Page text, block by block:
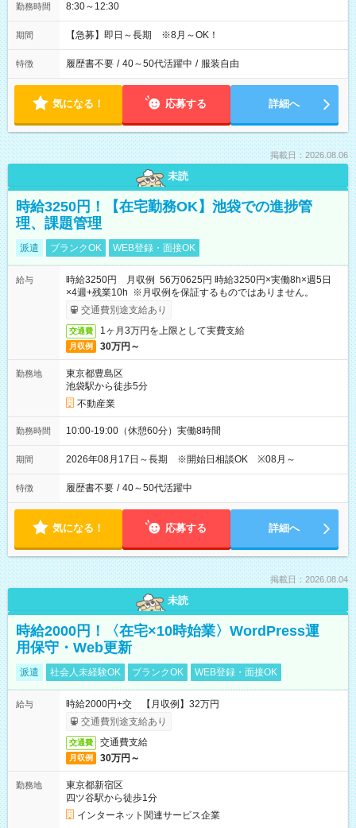
勤務時間 8:30～12:30
期間 【急募】即日～長期 ※8月～OK！
特徴 履歴書不要 / 40～50代活躍中 / 服装自由
気になる！ 応募する 詳細へ
掲載日：2026.08.06
未読
時給3250円！【在宅勤務OK】池袋での進捗管
理、課題管理
派遣 ブランクOK WEB登録・面接OK
給与
時給3250円 月収例 56万0625円 時給3250円×実働8h×週5日
×4週+残業10h ※月収例を保証するものではありません。
交通費別途支給あり
交通費 1ヶ月3万円を上限として実費支給
月収例 30万円～
勤務地
東京都豊島区
池袋駅から徒歩5分
不動産業
勤務時間 10:00-19:00（休憩60分）実働8時間
期間 2026年08月17日～長期 ※開始日相談OK ※08月～
特徴 履歴書不要 / 40～50代活躍中
気になる！ 応募する 詳細へ
掲載日：2026.08.04
未読
時給2000円！〈在宅×10時始業〉WordPress運
用保守・Web更新
派遣 社会人未経験OK ブランクOK WEB登録・面接OK
給与
時給2000円+交 【月収例】32万円
交通費別途支給あり
交通費 交通費支給
月収例 30万円～
勤務地
東京都新宿区
四ツ谷駅から徒歩1分
インターネット関連サービス企業